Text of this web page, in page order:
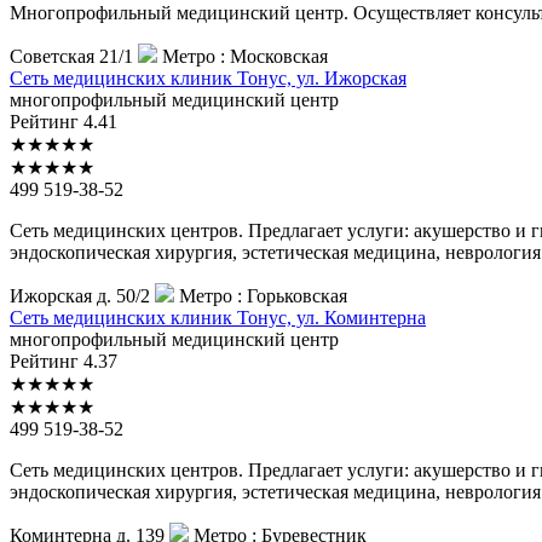
Многопрофильный медицинский центр. Осуществляет
Советская 21/1 Метро : Московская
Сеть медицинских клиник Тонус, ул. Ижорская
многопрофильный медицинский центр
Рейтинг 4.41
★★★★★
★★★★★
499 519-38-52
Сеть медицинских центров. Предлагает услуги: акушерство и
эндоскопическая хирургия, эстетическая медицина,
Ижорская д. 50/2 Метро : Горьковская
Сеть медицинских клиник Тонус, ул. Коминтерна
многопрофильный медицинский центр
Рейтинг 4.37
★★★★★
★★★★★
499 519-38-52
Сеть медицинских центров. Предлагает услуги: акушерство и
эндоскопическая хирургия, эстетическая медицина,
Коминтерна д. 139 Метро : Буревестник